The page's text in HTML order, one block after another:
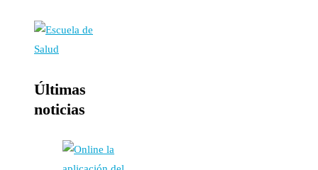
Últimas
noticias